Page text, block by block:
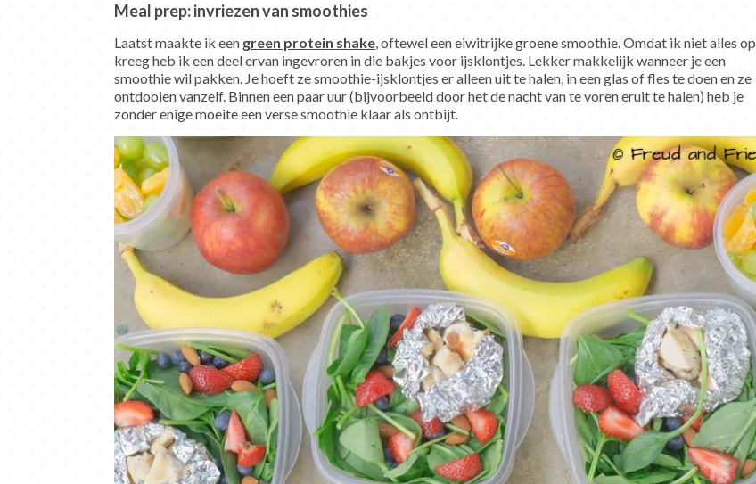
Meal prep: invriezen van smoothies
Laatst maakte ik een green protein shake, oftewel een eiwitrijke groene smoothie. Omdat ik niet alles op
kreeg heb ik een deel ervan ingevroren in die bakjes voor ijsklontjes. Lekker makkelijk wanneer je een
smoothie wil pakken. Je hoeft ze smoothie-ijsklontjes er alleen uit te halen, in een glas of fles te doen en ze
ontdooien vanzelf. Binnen een paar uur (bijvoorbeeld door het de nacht van te voren eruit te halen) heb je
zonder enige moeite een verse smoothie klaar als ontbijt.